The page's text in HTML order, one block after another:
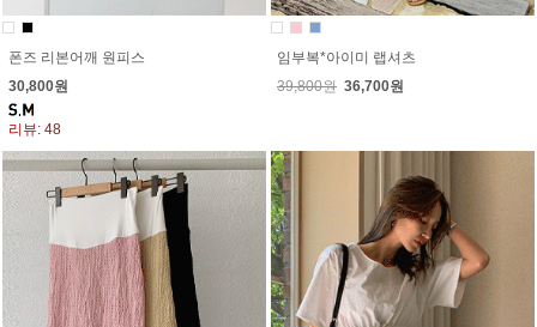
폰즈 리본어깨 원피스
30,800원
리뷰: 48
임부복*아이미 랩셔츠
39,800원 36,700원